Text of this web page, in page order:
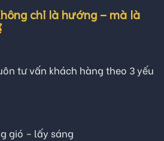
chỉ là hướng – mà là
tư vấn khách hàng theo 3 yếu
gió – lấy sáng